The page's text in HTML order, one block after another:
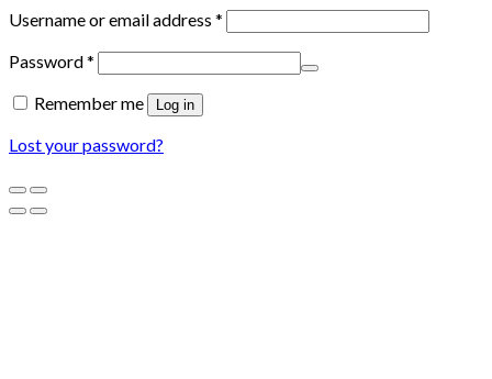
Username or email address *
Password*
Remember me
Log in
Lost your password?